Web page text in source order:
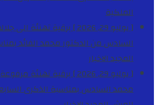
الملكية
[ يوليو 29, 2026 ]
برقية تهنئة الى
السادس من الدكتور محمد الفائد
المجيدالاخبار
[ يوليو 29, 2026 ]
برقية تهنئة
محمد السادس بمناسبة الذكرى